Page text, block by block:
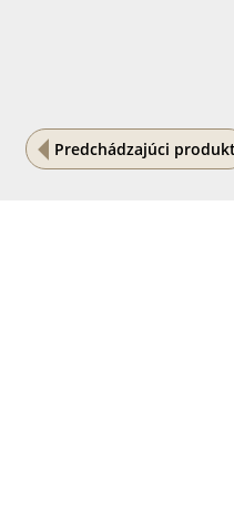
Predchádzajúci